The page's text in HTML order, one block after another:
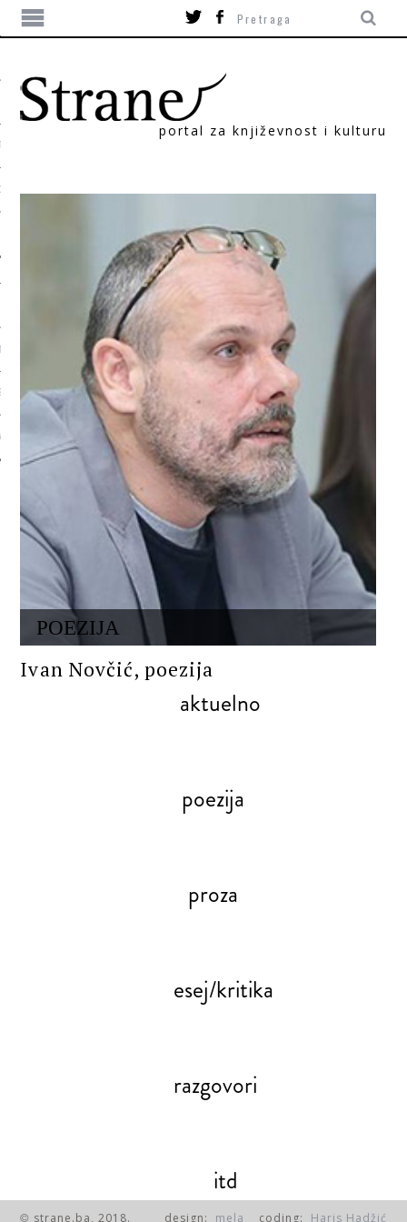
portal za književnost i kulturu
POEZIJA
Ivan Novčić, poezija
aktuelno
poezija
proza
esej/kritika
razgovori
itd
© strane.ba, 2018. design: mela coding: Haris Hadžić